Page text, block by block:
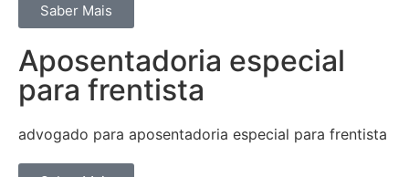
Saber Mais
Aposentadoria especial
para frentista
advogado para aposentadoria especial para frentista